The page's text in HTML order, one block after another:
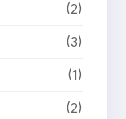
(2)
(3)
(1)
(2)